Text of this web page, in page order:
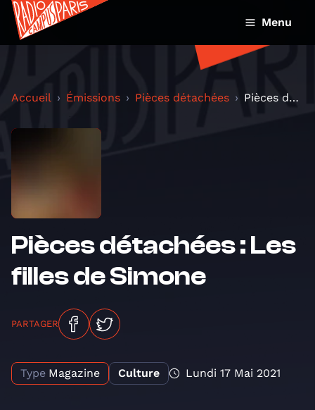
Menu
Accueil Émissions Pièces détachées Pièces détachées : Les filles de Simone
Pièces détachées : Les
filles de Simone
PARTAGER
Type Magazine Culture Lundi 17 Mai 2021